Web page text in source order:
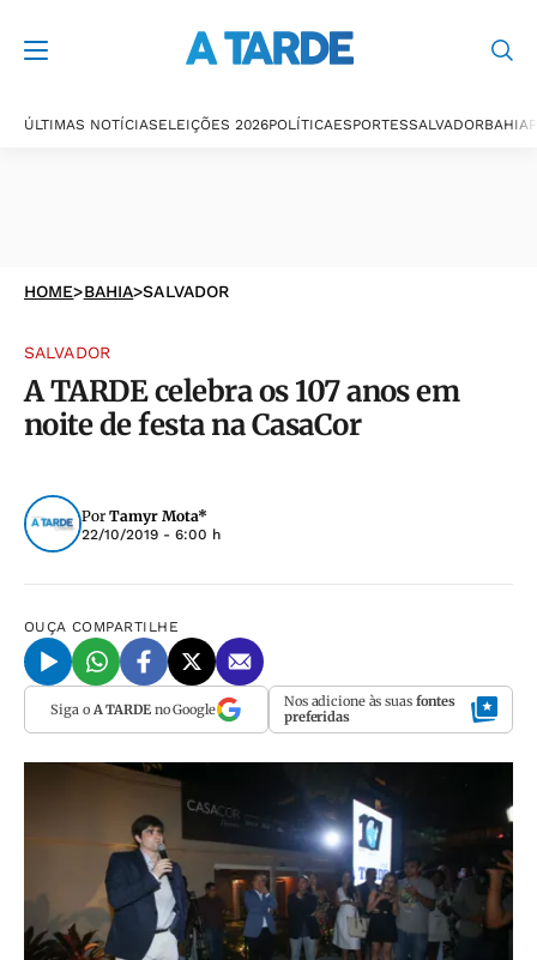
ÚLTIMAS NOTÍCIASELEIÇÕES 2026POLÍTICAESPORTESSALVADORBAHIA
HOME>BAHIA>SALVADOR
SALVADOR
A TARDE celebra os 107 anos em
noite de festa na CasaCor
Por Tamyr Mota*
22/10/2019 - 6:00 h
OUÇA COMPARTILHE
Siga o A TARDEno Google Nos adicione às suas fontes
preferidas